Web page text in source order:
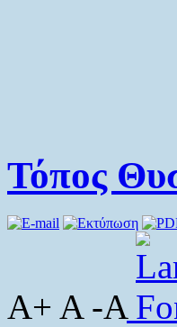
Τόπος
A+ A -A